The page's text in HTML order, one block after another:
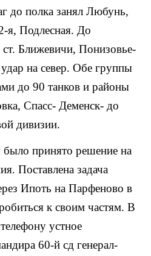
до полка занял Любунь,
я, Подлесная. До
Ближевичи, Понизовье-
на север. Обе группы
до 90 танков и районы
Спасс- Деменск- до
дивизии.
принято решение на
Поставлена задача
Ипоть на Парфеново в
к своим частям. В
устное
60-й сд генерал-